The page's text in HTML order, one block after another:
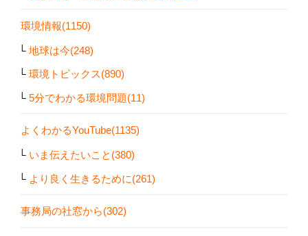
環境情報(1150)
地球は今(248)
環境トピックス(890)
5分でわかる環境問題(11)
よくわかるYouTube(1135)
いま伝えたいこと(380)
より良く生きるために(261)
事務局の社窓から(302)